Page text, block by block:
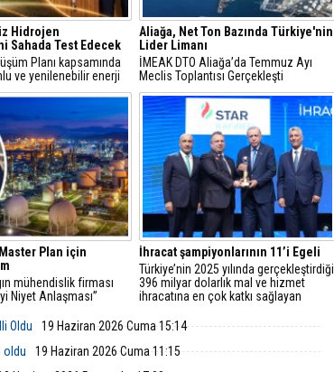
Hidrojen
Sahada Test Edecek
Planı kapsamında
ve yenilenebilir enerji
Tüpraş, temiz
alanında yenilikçi
ediyor.
Aliağa, Net Ton Bazında Türkiye'nin
Lider Limanı
İMEAK DTO Aliağa’da Temmuz Ayı
Meclis Toplantısı Gerçekleşti
Master Plan için
mühendislik firması
Niyet Anlaşması”
yürütülecek FEED
kapsıyor.
İhracat şampiyonlarının 11’i Egeli
Türkiye’nin 2025 yılında gerçekleştirdiği
396 milyar dolarlık mal ve hizmet
ihracatına en çok katkı sağlayan
tarafından düzenlenen “TİM İhracatın
Oldu
19 Haziran 2026 Cuma 15:14
oldu
19 Haziran 2026 Cuma 11:15